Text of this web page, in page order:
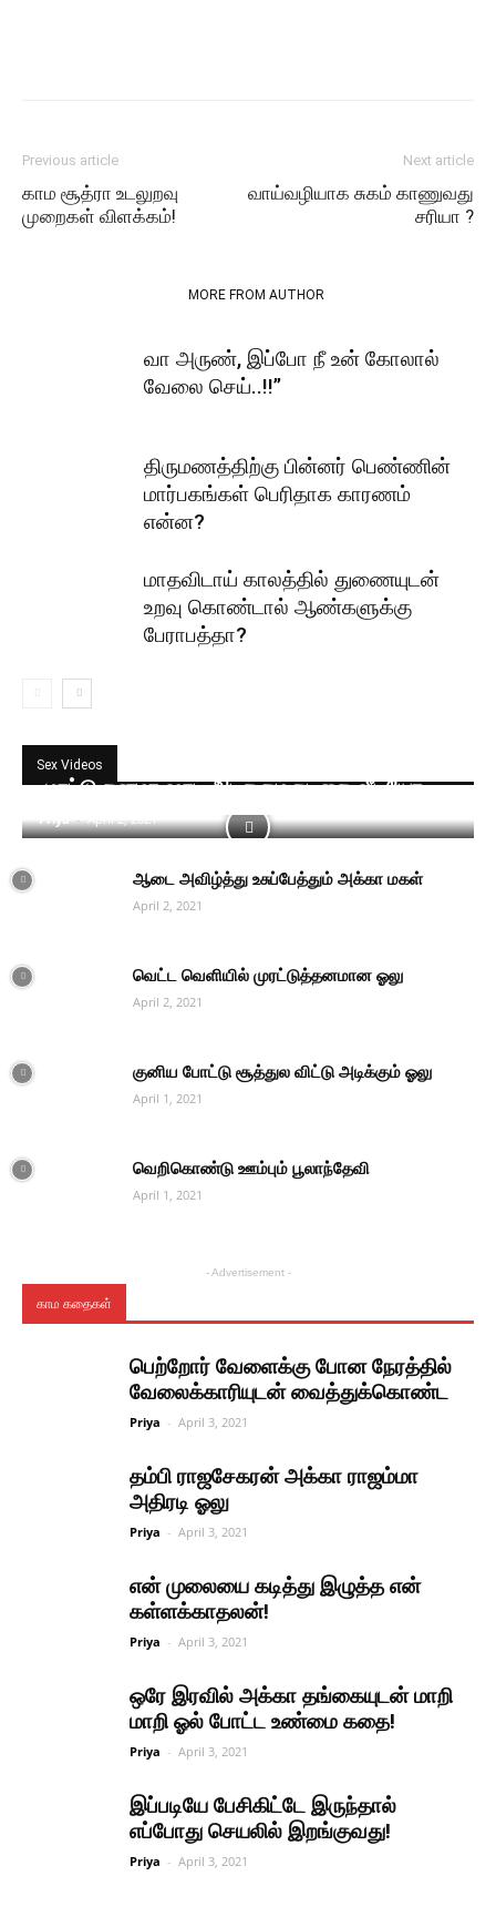
Previous article
காம சூத்ரா உடலுறவு
முறைகள் விளக்கம்!
Next article
வாய்வழியாக சுகம் காணுவது
சரியா ?
MORE FROM AUTHOR
வா அருண், இப்போ நீ உன் கோலால்
வேலை செய்..!!”
திருமணத்திற்கு பின்னர் பெண்ணின்
மார்பகங்கள் பெரிதாக காரணம்
என்ன?
மாதவிடாய் காலத்தில் துணையுடன்
உறவு கொண்டால் ஆண்களுக்கு
பேராபத்தா?
Sex Videos
முரட்டு தனமா ஷாட் அடிக்கும் நடிகை வீடியோ
Priya - April 2, 2021
ஆடை அவிழ்த்து உசுப்பேத்தும் அக்கா மகள்
April 2, 2021
வெட்ட வெளியில் முரட்டுத்தனமான ஓலு
April 2, 2021
குனிய போட்டு சூத்துல விட்டு அடிக்கும் ஓலு
April 1, 2021
வெறிகொண்டு ஊம்பும் பூலாந்தேவி
April 1, 2021
- Advertisement -
காம கதைகள்
பெற்றோர் வேளைக்கு போன நேரத்தில்
வேலைக்காரியுடன் வைத்துக்கொண்ட
Priya - April 3, 2021
தம்பி ராஜசேகரன் அக்கா ராஜம்மா
அதிரடி ஓலு
Priya - April 3, 2021
என் முலையை கடித்து இழுத்த என்
கள்ளக்காதலன்!
Priya - April 3, 2021
ஒரே இரவில் அக்கா தங்கையுடன் மாறி
மாறி ஓல் போட்ட உண்மை கதை!
Priya - April 3, 2021
இப்படியே பேசிகிட்டே இருந்தால்
எப்போது செயலில் இறங்குவது!
Priya - April 3, 2021